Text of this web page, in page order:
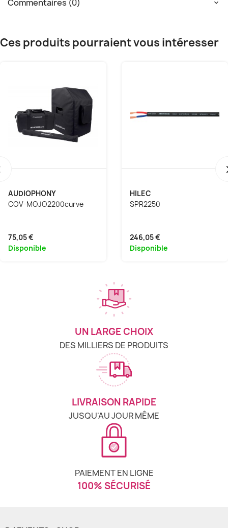
Commentaires (0)
Ces produits pourraient vous intéresser
AUDIOPHONY
COV-MOJO2200curve
75,05 €
Disponible
HILEC
SPR2250
246,05 €
Disponible
UN LARGE CHOIX
DES MILLIERS DE PRODUITS
LIVRAISON RAPIDE
JUSQU'AU JOUR MÊME
PAIEMENT EN LIGNE
100% SÉCURISÉ